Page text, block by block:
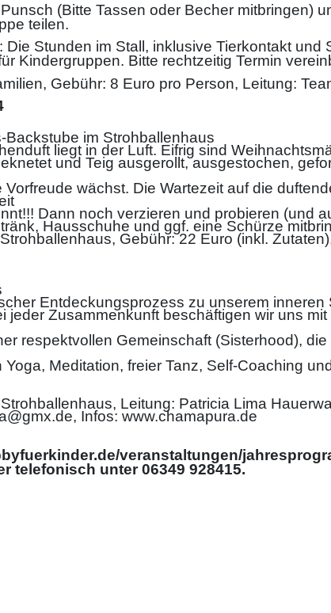
(Bitte Tassen oder Becher mitbringen)
teilen.
Stunden im Stall, inklusive Tierkontakt und
Kindergruppen. Bitte rechtzeitig Termin
Gebühr: 8 Euro pro Person, Leitung:
im Strohballenhaus
liegt in der Luft. Eifrig sind
und Teig ausgerollt, ausgestochen,
wächst. Die Wartezeit auf die
Dann noch verzieren und probieren (und
Hausschuhe und ggf. eine Schürze
Gebühr: 22 Euro (inkl.
Entdeckungsprozess zu unserem
jeder Zusammenkunft beschäftigen wir uns
respektvollen Gemeinschaft (Sisterhood),
Meditation, freier Tanz, Self-Coaching
Leitung: Patricia Lima
Infos: www.chamapura.de
veranstaltungen/
telefonisch unter 06349 928415.